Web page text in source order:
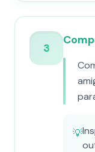
3
💡